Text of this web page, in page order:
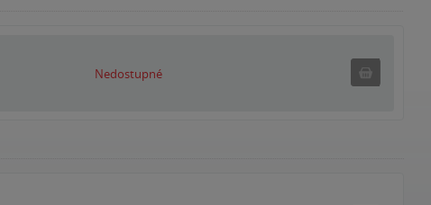
Nedostupné